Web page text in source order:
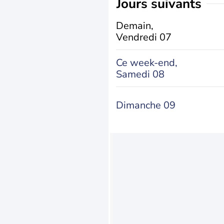
jours suivants
Demain,
Vendredi 07
Ce week-end,
Samedi 08
Dimanche 09